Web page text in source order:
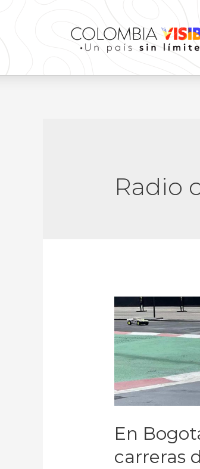
Radio
En
carreras